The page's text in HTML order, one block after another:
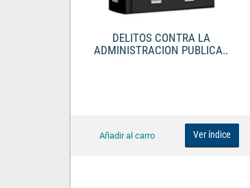
DELITOS CONTRA LA
ADMINISTRACION PUBLICA..
Ver índice